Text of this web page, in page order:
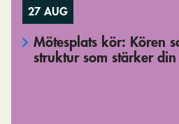
27 AUG
Mötesplats kör: Kören
struktur som stärker